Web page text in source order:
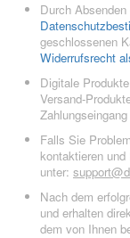
Durch
geschlossenen
Widerrufsrecht
Digitale
Versand-
Falls Sie
kontaktieren
unter:
Nach dem
und erhalten
dem von Ihnen